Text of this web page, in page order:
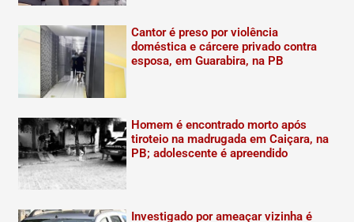
Cantor é preso por violência
doméstica e cárcere privado contra
esposa, em Guarabira, na PB
Homem é encontrado morto após
tiroteio na madrugada em Caiçara, na
PB; adolescente é apreendido
Investigado por ameaçar vizinha é